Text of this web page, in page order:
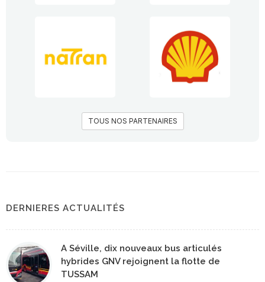
TOUS NOS PARTENAIRES
DERNIERES ACTUALITÉS
A Séville, dix nouveaux bus articulés
hybrides GNV rejoignent la flotte de
TUSSAM